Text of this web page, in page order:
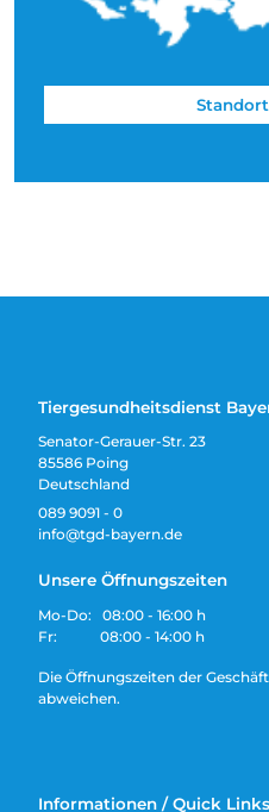
Tiergesundheitsdienst
Senator-Gerauer-Str. 23
85586 Poing
Deutschland
089 9091 - 0
info@tgd-bayern.de
Unsere Öffnungszeiten
Mo-Do: 08:00 - 16:00 h
Fr: 08:00 - 14:00 h
Die Öffnungszeiten der
abweichen.
Informationen / Quick Links